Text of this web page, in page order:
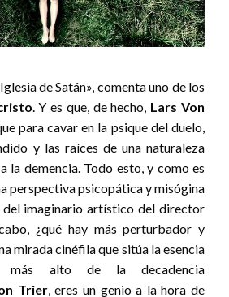
de Satán», comenta uno de los
. Y es que, de hecho, Lars Von
para cavar en la psique del duelo,
y las raíces de una naturaleza
la demencia. Todo esto, y como es
perspectiva psicopática y misógina
imaginario artístico del director
¿qué hay más perturbador y
mirada cinéfila que sitúa la esencia
más alto de la decadencia
Trier, eres un genio a la hora de